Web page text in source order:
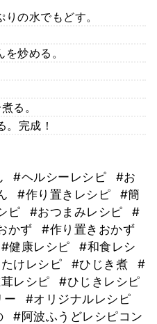
の水でもどす。
炒める。
る。
。完成！
#ヘルシーレシピ
#お
#作り置きレシピ
#簡
ピ #おつまみレシピ
#
かず
#作り置きおかず
#健康レシピ
#和食レシ
けレシピ #ひじき煮
#
レシピ
#ひじきレシピ
ー
#オリジナルレシピ
#阿波ふうどレシピコン